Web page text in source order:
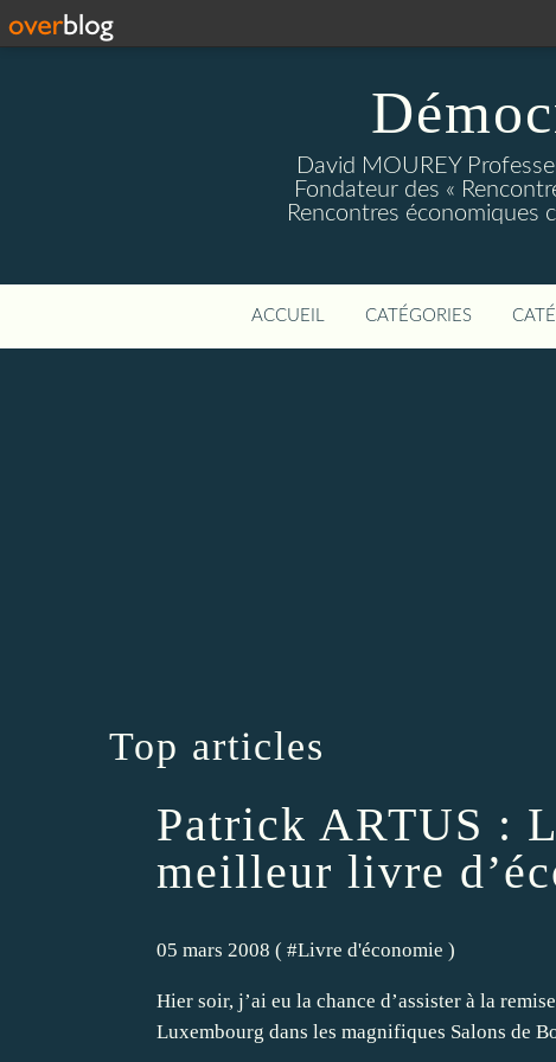
David MOUREY
Fondateur des «
Rencontres économiques
ACCUEIL CATÉGORIES
Top articles
Patrick ARTUS :
meilleur livre
05 mars 2008 ( #Livre d'économie )
Hier soir, j’ai eu la chance d’assister à la
Luxembourg dans les magnifiques Salons de